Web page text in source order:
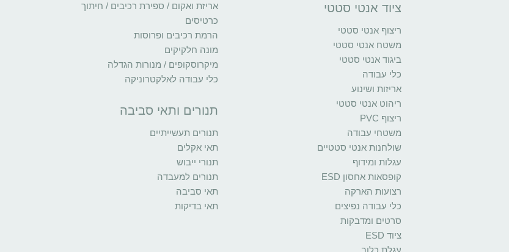
ציוד אנטי סטטי
ריצוף אנטי סטטי
משטח אנטי סטטי
ביגוד אנטי סטטי
כלי עבודה
אריזות ושינוע
ריהוט אנטי סטטי
ריצוף PVC
משטחי עבודה
שולחנות אנטי סטטיים
עגלות ומידוף
קופסאות אחסון ESD
רצועות הארקה
כלי עבודה נפיצים
סרטים ומדבקות
ציוד ESD
אריזת ואקום / ספירת רכיבים / חיתוך
כרטיסים
הרמת רכיבים ופרוסות
מונה חלקיקים
מיקרוסקופים / מנורות הגדלה
כלי עבודה לאלקטרוניקה
תנורים ותאי סביבה
תנורים תעשייתיים
תאי אקלים
תנורי ייבוש
תנורים למעבדה
תאי סביבה
תאי בדיקות